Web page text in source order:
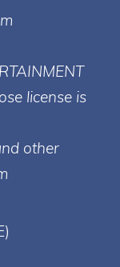
license is
other